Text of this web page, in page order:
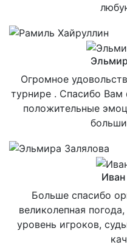
Огромное
турнире . Спасибо Вам
положительные
Больше спасибо
великолепная
уровень игроков,